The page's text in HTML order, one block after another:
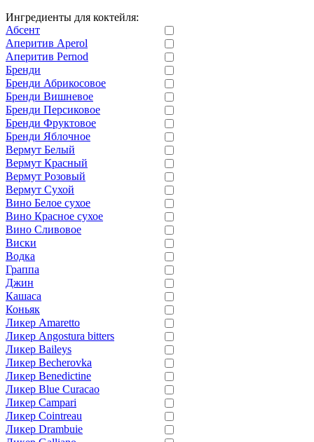
Ингредиенты для коктейля:
Абсент
Аперитив Aperol
Аперитив Pernod
Бренди
Бренди Абрикосовое
Бренди Вишневое
Бренди Персиковое
Бренди Фруктовое
Бренди Яблочное
Вермут Белый
Вермут Красный
Вермут Розовый
Вермут Сухой
Вино Белое сухое
Вино Красное сухое
Вино Сливовое
Виски
Водка
Граппа
Джин
Кашаса
Коньяк
Ликер Amaretto
Ликер Angostura bitters
Ликер Baileys
Ликер Becherovka
Ликер Benedictine
Ликер Blue Curacao
Ликер Campari
Ликер Cointreau
Ликер Drambuie